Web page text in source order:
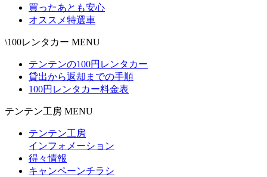
買ったあとも安心
オススメ特選車
\100レンタカー MENU
テンテンの100円レンタカー
貸出から返却までの手順
100円レンタカー料金表
テンテン工房 MENU
テンテン工房
インフォメーション
得々情報
キャンペーンチラシ